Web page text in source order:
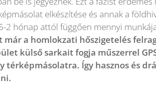
elkészítése és annak a
2 hónap attól függően mennyi
már a homlokzati hőszigetelés
külső sarkait fogja műszerrel
térképmásolatra. Így hasznos és